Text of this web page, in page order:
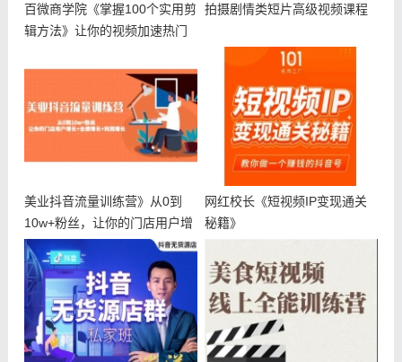
百微商学院《掌握100个实用剪
辑方法》让你的视频加速热门
拍摄剧情类短片高级视频课程
美业抖音流量训练营》从0到
10w+粉丝，让你的门店用户增
长+
网红校长《短视频IP变现通关
秘籍》